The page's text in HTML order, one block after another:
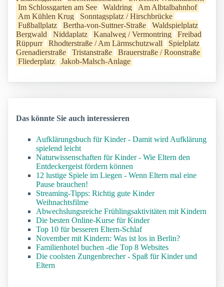
Im Schlossgarten am See
Waldring
Am Albtalbahnhof
Am Kühlen Krug
Sonntagsplatz / Hirschbrücke
Fußballplatz
Bertha-von-Suttner-Straße
Waldspielplatz
Bergwald
Niddaplatz Kanalweg / Vermontring
Freibad
Rüppurr
Rhodterstraße / Am Lärmschutzwall
Spielplatz
Grenadierstraße
Tristanstraße
Brauerstraße / Roonstraße
Fliederplatz
Jakob-Malsch-Anlage
Das könnte Sie auch interessieren
Aufklärungsbuch für Kinder - Damit wird Aufklärung
spielend leicht
Naturwissenschaften für Kinder - Wie Eltern den
Entdeckergeist fördern können
12 lustige Spiele im Liegen - Wenn Eltern mal eine
Pause brauchen!
Streaming-Tipps: Richtig gute Kinder
Weihnachtsfilme
Abwechslungsreiche Frühlingsaktivitäten mit Kindern
Die besten Online-Kurse für Kinder
Top 10 für besseren Eltern-Schlaf
November mit Kindern: Was ist los in Berlin?
Familienhotel buchen -die Top 8 Websites
Die coolsten Zungenbrecher - Spaß für Kinder und
Eltern